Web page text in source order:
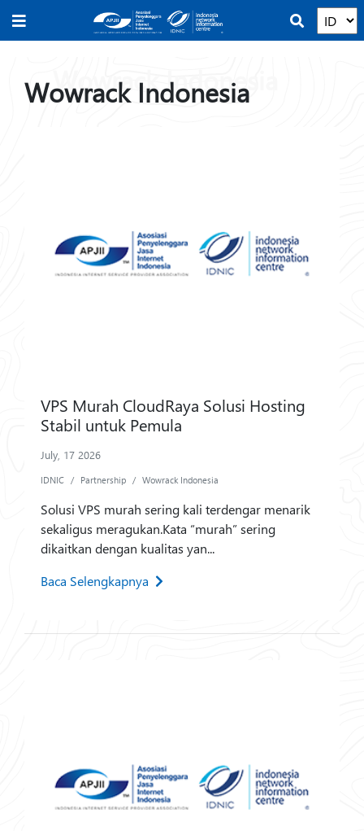
Wowrack Indonesia
VPS Murah CloudRaya Solusi Hosting
Stabil untuk Pemula
July, 17 2026
IDNIC Partnership Wowrack Indonesia
Solusi VPS murah sering kali terdengar menarik
sekaligus meragukan.Kata “murah” sering
dikaitkan dengan kualitas yan...
Baca Selengkapnya